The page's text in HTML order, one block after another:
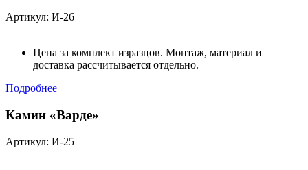
Артикул: И-26
Цена за комплект изразцов. Монтаж, материал и
доставка рассчитывается отдельно.
Подробнее
Камин «Варде»
Артикул: И-25